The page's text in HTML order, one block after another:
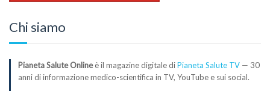
Chi siamo
Pianeta Salute Onlineè il magazine digitale diPianeta Salute TV — 30
anni di informazione medico-scientifica in TV, YouTube e sui social.